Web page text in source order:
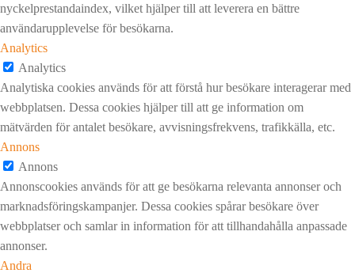
nyckelprestandaindex, vilket hjälper till att leverera en bättre
användarupplevelse för besökarna.
Analytics
Analytics
Analytiska cookies används för att förstå hur besökare interagerar med
webbplatsen. Dessa cookies hjälper till att ge information om
mätvärden för antalet besökare, avvisningsfrekvens, trafikkälla, etc.
Annons
Annons
Annonscookies används för att ge besökarna relevanta annonser och
marknadsföringskampanjer. Dessa cookies spårar besökare över
webbplatser och samlar in information för att tillhandahålla anpassade
annonser.
Andra